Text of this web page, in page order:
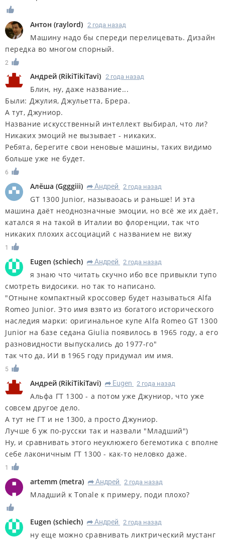
Антон (raylord) 2 года назад
Машину надо бы спереди перелицевать. Дизайн
передка во многом спорный.
2
Андрей (RikiTikiTavi) 2 года назад
Блин, ну, даже название...
Были: Джулия, Джульетта, Брера.
А тут, Джуниор.
Название искусственный интеллект выбирал, что ли?
Никаких эмоций не вызывает - никаких.
Ребята, берегите свои неновые машины, таких видимо
больше уже не будет.
6
Алёша (Ggggiii) R Андрей 2 года назад
GT 1300 Junior, называоась и раньше! И эта
машина даёт неоднозначные эмоции, но всё же их даёт,
катался я на такой в Италии во флоренции, так что
никаких плохих ассоциаций с названием не вижу
1
Eugen (schiech) R Андрей 2 года назад
я знаю что читать скучно ибо все привыкли тупо
смотреть видосики. но так то написано.
"Отныне компактный кроссовер будет называться Alfa
Romeo Junior. Это имя взято из богатого исторического
наследия марки: оригинальное купе Alfa Romeo GT 1300
Junior на базе седана Giulia появилось в 1965 году, а его
разновидности выпускались до 1977-го"
так что да, ИИ в 1965 году придумал им имя.
5
Андрей (RikiTikiTavi) R Eugen 2 года назад
Альфа ГТ 1300 - а потом уже Джуниор, что уже
совсем другое дело.
А тут не ГТ и не 1300, а просто Джуниор.
Лучше б уж по-русски так и назвали "Младший")
Ну, и сравнивать этого неуклюжего бегемотика с вполне
себе лаконичным ГТ 1300 - как-то неловко даже.
1
artemm (metra) R Андрей 2 года назад
Младший к Tonale к примеру, поди плохо?
Eugen (schiech) R Андрей 2 года назад
ну еще можно сравнивать ликтрический мустанг